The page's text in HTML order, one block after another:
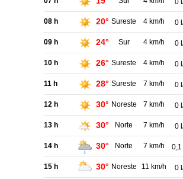
08 h 20° Sureste 4 km/h 0
09 h 24° Sur 4 km/h 0
10 h 26° Sureste 4 km/h 0
11 h 28° Sureste 7 km/h 0
12 h 30° Noreste 7 km/h 0
13 h 30° Norte 7 km/h 0
14 h 30° Norte 7 km/h 0,1
15 h 30° Noreste 11 km/h 0